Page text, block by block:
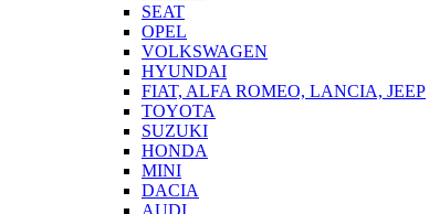
SEAT
OPEL
VOLKSWAGEN
HYUNDAI
FIAT, ALFA ROMEO, LANCIA, JEEP
TOYOTA
SUZUKI
HONDA
MINI
DACIA
AUDI